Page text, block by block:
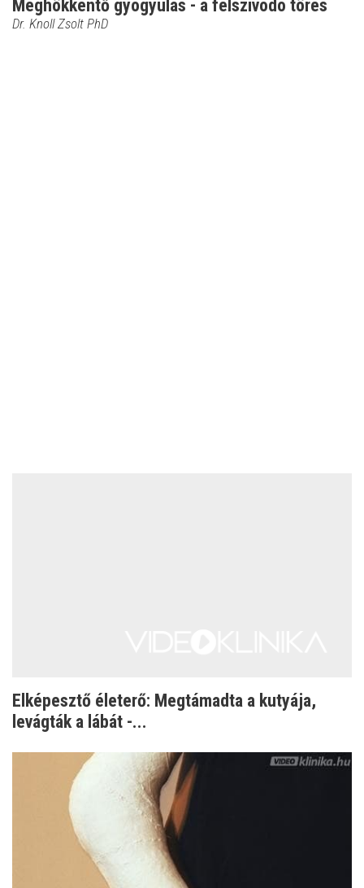
Meghökkentő gyógyulás - a felszívódó törés
Dr. Knoll Zsolt PhD
Elképesztő életerő: Megtámadta a kutyája,
levágták a lábát -...